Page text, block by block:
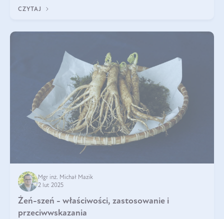
CZYTAJ
Mgr inż. Michał Mazik
2 lut 2025
Żeń-szeń - właściwości, zastosowanie i
przeciwwskazania